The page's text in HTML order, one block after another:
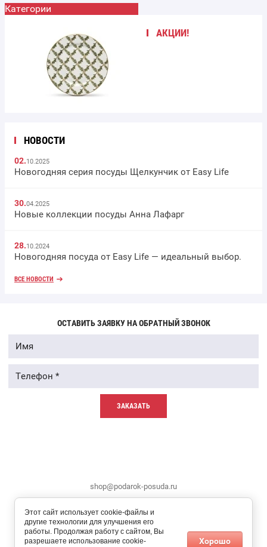
Категории
АКЦИИ!
НОВОСТИ
02.10.2025
Новогодняя серия посуды Щелкунчик от Easy Life
30.04.2025
Новые коллекции посуды Анна Лафарг
28.10.2024
Новогодняя посуда от Easy Life — идеальный выбор.
ВСЕ НОВОСТИ
ОСТАВИТЬ ЗАЯВКУ НА ОБРАТНЫЙ ЗВОНОК
ЗАКАЗАТЬ
shop@podarok-posuda.ru
Этот сайт использует cookie-файлы и
другие технологии для улучшения его
работы. Продолжая работу с сайтом, Вы
разрешаете использование cookie-
Хорошо